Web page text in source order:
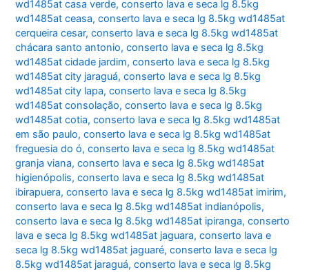
wd1485at casa verde,conserto lava e seca lg 8.5kg
wd1485at ceasa,conserto lava e seca lg 8.5kg wd1485at
cerqueira cesar,conserto lava e seca lg 8.5kg wd1485at
chácara santo antonio,conserto lava e seca lg 8.5kg
wd1485at cidade jardim,conserto lava e seca lg 8.5kg
wd1485at city jaraguá,conserto lava e seca lg 8.5kg
wd1485at city lapa,conserto lava e seca lg 8.5kg
wd1485at consolação,conserto lava e seca lg 8.5kg
wd1485at cotia,conserto lava e seca lg 8.5kg wd1485at
em são paulo,conserto lava e seca lg 8.5kg wd1485at
freguesia do ó,conserto lava e seca lg 8.5kg wd1485at
granja viana,conserto lava e seca lg 8.5kg wd1485at
higienópolis,conserto lava e seca lg 8.5kg wd1485at
ibirapuera,conserto lava e seca lg 8.5kg wd1485at imirim,
conserto lava e seca lg 8.5kg wd1485at indianópolis,
conserto lava e seca lg 8.5kg wd1485at ipiranga,conserto
lava e seca lg 8.5kg wd1485at jaguara,conserto lava e
seca lg 8.5kg wd1485at jaguaré,conserto lava e seca lg
8.5kg wd1485at jaraguá,conserto lava e seca lg 8.5kg